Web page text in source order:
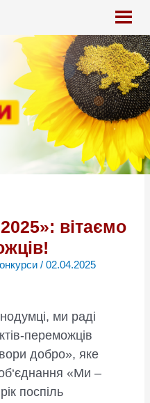
вітаємо
/ 02.04.2025
ми раді
переможців
добро», яке
«Ми –
поспіль